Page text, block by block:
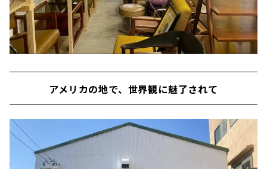
アメリカの地で、世界観に魅了されて